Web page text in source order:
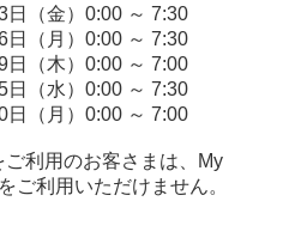
）0:00 ～ 7:30
）0:00 ～ 7:30
）0:00 ～ 7:00
）0:00 ～ 7:30
）0:00 ～ 7:00
利用のお客さまは、My
ご利用いただけません。